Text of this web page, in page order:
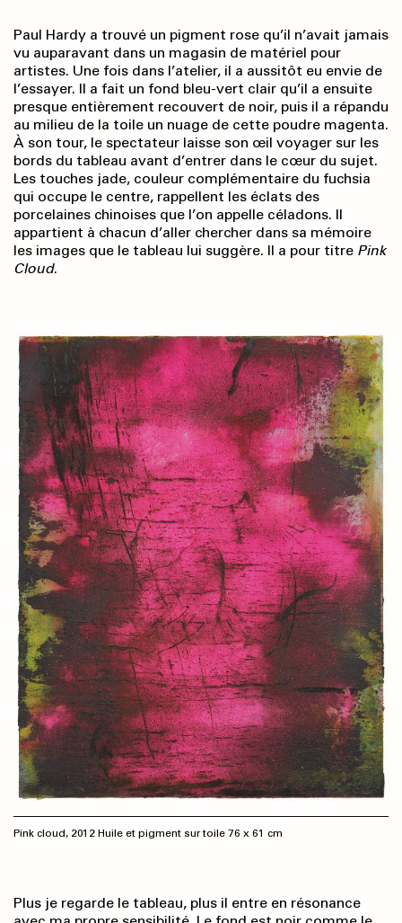
Paul Hardy a trouvé un pigment rose qu’il n’avait jamais
vu auparavant dans un magasin de matériel pour
artistes. Une fois dans l’atelier, il a aussitôt eu envie de
l’essayer. Il a fait un fond bleu-vert clair qu’il a ensuite
presque entièrement recouvert de noir, puis il a répandu
au milieu de la toile un nuage de cette poudre magenta.
À son tour, le spectateur laisse son œil voyager sur les
bords du tableau avant d’entrer dans le cœur du sujet.
Les touches jade, couleur complémentaire du fuchsia
qui occupe le centre, rappellent les éclats des
porcelaines chinoises que l’on appelle céladons. Il
appartient à chacun d’aller chercher dans sa mémoire
les images que le tableau lui suggère. Il a pour titre Pink
Cloud.
Pink cloud, 2012 Huile et pigment sur toile 76 x 61 cm
Plus je regarde le tableau, plus il entre en résonance